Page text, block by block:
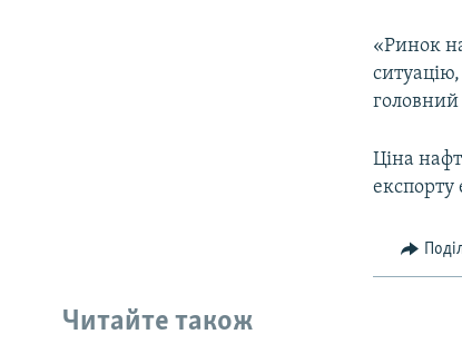
«Ринок
головний
Ціна
експорту
Читайте також